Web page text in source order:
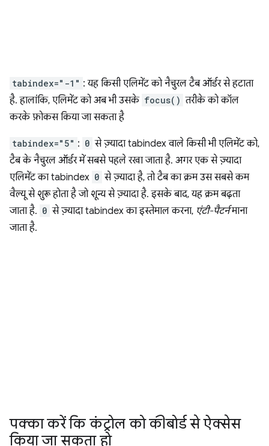
tabindex="-1" : यह किसी एलिमेंट को नैचुरल टैब ऑर्डर से हटाता
है. हालांकि, एलिमेंट को अब भी उसके focus() तरीके को कॉल
करके फ़ोकस किया जा सकता है
tabindex="5" : 0 से ज़्यादा tabindex वाले किसी भी एलिमेंट को,
टैब के नैचुरल ऑर्डर में सबसे पहले रखा जाता है. अगर एक से ज़्यादा
एलिमेंट का tabindex 0 से ज़्यादा है, तो टैब का क्रम उस सबसे कम
वैल्यू से शुरू होता है जो शून्य से ज़्यादा है. इसके बाद, यह क्रम बढ़ता
जाता है. 0 से ज़्यादा tabindex का इस्तेमाल करना, एंटी-पैटर्नमाना
जाता है.
पक्का करें कि कंट्रोल को कीबोर्ड से ऐक्सेस
किया जा सकता हो